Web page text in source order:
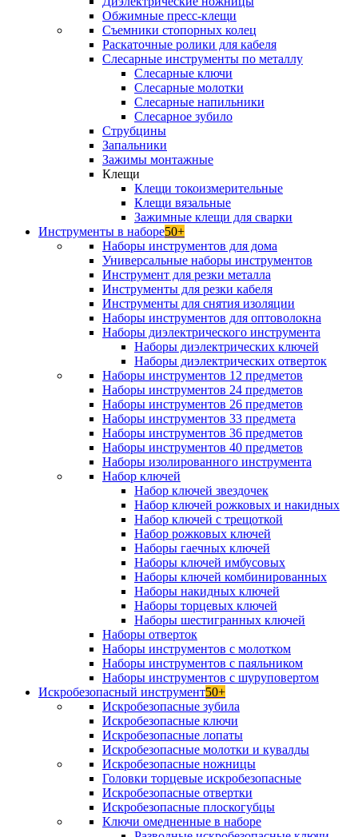
Обжимные пресс-клещи
Съемники стопорных колец
Раскаточные ролики для кабеля
Слесарные инструменты по металлу
Слесарные ключи
Слесарные молотки
Слесарные напильники
Слесарное зубило
Струбцины
Запальники
Зажимы монтажные
Клещи
Клещи токоизмерительные
Клещи вязальные
Зажимные клещи для сварки
Инструменты в наборе50+
Наборы инструментов для дома
Универсальные наборы инструментов
Инструмент для резки металла
Инструменты для резки кабеля
Инструменты для снятия изоляции
Наборы инструментов для оптоволокна
Наборы диэлектрического инструмента
Наборы диэлектрических ключей
Наборы диэлектрических отверток
Наборы инструментов 12 предметов
Наборы инструментов 24 предметов
Наборы инструментов 26 предметов
Наборы инструментов 33 предмета
Наборы инструментов 36 предметов
Наборы инструментов 40 предметов
Наборы изолированного инструмента
Набор ключей
Набор ключей звездочек
Набор ключей рожковых и накидных
Набор ключей с трещоткой
Набор рожковых ключей
Наборы гаечных ключей
Наборы ключей имбусовых
Наборы ключей комбинированных
Наборы накидных ключей
Наборы торцевых ключей
Наборы шестигранных ключей
Наборы отверток
Наборы инструментов с молотком
Наборы инструментов с паяльником
Наборы инструментов с шуруповертом
Искробезопасный инструмент50+
Искробезопасные зубила
Искробезопасные ключи
Искробезопасные лопаты
Искробезопасные молотки и кувалды
Искробезопасные ножницы
Головки торцевые искробезопасные
Искробезопасные отвертки
Искробезопасные плоскогубцы
Ключи омедненные в наборе